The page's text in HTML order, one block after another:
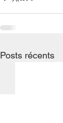
Posts récents